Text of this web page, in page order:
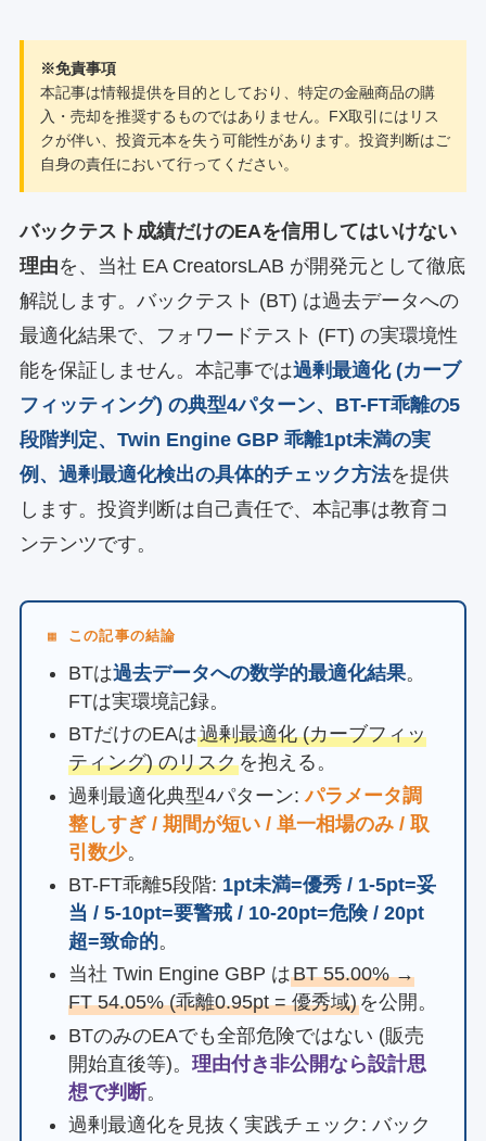
※免責事項
本記事は情報提供を目的としており、特定の金融商品の購
入・売却を推奨するものではありません。FX取引にはリス
クが伴い、投資元本を失う可能性があります。投資判断はご
自身の責任において行ってください。
バックテスト成績だけのEAを信用してはいけない
理由を、当社 EA CreatorsLAB が開発元として徹底
解説します。バックテスト (BT) は過去データへの
最適化結果で、フォワードテスト (FT) の実環境性
能を保証しません。本記事では過剰最適化 (カーブ
フィッティング) の典型4パターン、BT-FT乖離の5
段階判定、Twin Engine GBP 乖離1pt未満の実
例、過剰最適化検出の具体的チェック方法を提供
します。投資判断は自己責任で、本記事は教育コ
ンテンツです。
▦ この記事の結論
BTは過去データへの数学的最適化結果。
FTは実環境記録。
BTだけのEAは過剰最適化 (カーブフィッ
ティング) のリスクを抱える。
過剰最適化典型4パターン:パラメータ調
整しすぎ / 期間が短い / 単一相場のみ / 取
引数少。
BT-FT乖離5段階: 1pt未満=優秀 / 1-5pt=妥
当 / 5-10pt=要警戒 / 10-20pt=危険 / 20pt
超=致命的。
当社 Twin Engine GBP はBT 55.00% →
FT 54.05% (乖離0.95pt = 優秀域)を公開。
BTのみのEAでも全部危険ではない (販売
開始直後等)。理由付き非公開なら設計思
想で判断。
過剰最適化を見抜く実践チェック: バック